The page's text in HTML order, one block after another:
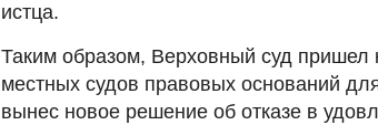
истца.
Таким образом, Верховный суд пришел
местных судов правовых оснований
вынес новое решение об отказе в